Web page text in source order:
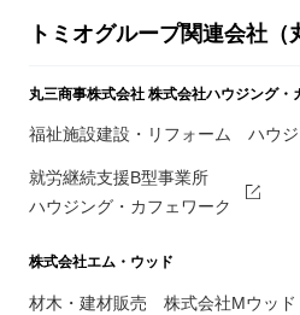
トミオグループ関連会社（
丸三商事株式会社 株式会社ハウジング・
福祉施設建設・リフォーム ハウジ
就労継続支援B型事業所
ハウジング・カフェワーク
株式会社エム・ウッド
材木・建材販売 株式会社Mウッド